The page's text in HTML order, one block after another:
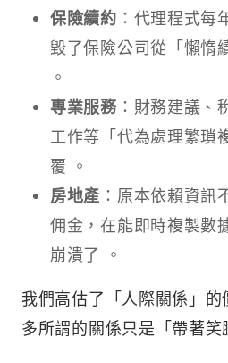
保險續約 ：代理程式每
毀了保險公司從「懶惰
。
專業服務 ：財務建議、
工作等「代為處理繁瑣
覆 。
房地產 ：原本依賴資訊
佣金，在能即時複製數
崩潰了 。
我們高估了「人際關係」
多所謂的關係只是「帶著笑